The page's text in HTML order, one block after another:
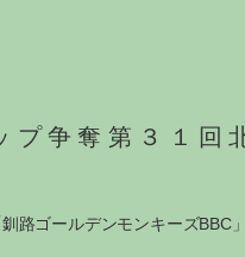
争奪第３１
路ゴールデンモンキーズ